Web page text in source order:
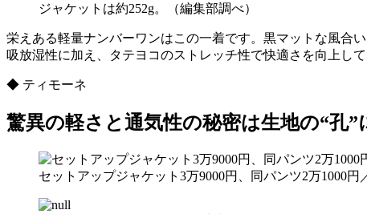
ジャケットは約252g。（編集部調べ）
栄えある軽量ナンバーワンはこの一着です。黒マットな風合
吸放湿性に加え、タテヨコのストレッチ性で快適さを向上し
◆ ティモーネ
驚異の軽さと通気性の秘密は生地の“孔”
セットアップジャケット3万9000円、同パンツ2万1000